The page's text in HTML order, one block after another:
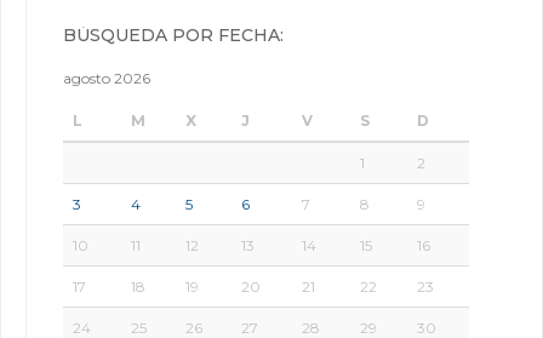
BÚSQUEDA POR FECHA:
agosto 2026
L M X J V S D
1 2
3 4 5 6 7 8 9
10 11 12 13 14 15 16
17 18 19 20 21 22 23
24 25 26 27 28 29 30